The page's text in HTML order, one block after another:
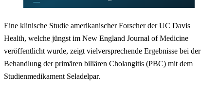
Eine klinische Studie amerikanischer Forscher der UC Davis
Health, welche jüngst im New England Journal of Medicine
veröffentlicht wurde, zeigt vielversprechende Ergebnisse bei der
Behandlung der primären biliären Cholangitis (PBC) mit dem
Studienmedikament Seladelpar.